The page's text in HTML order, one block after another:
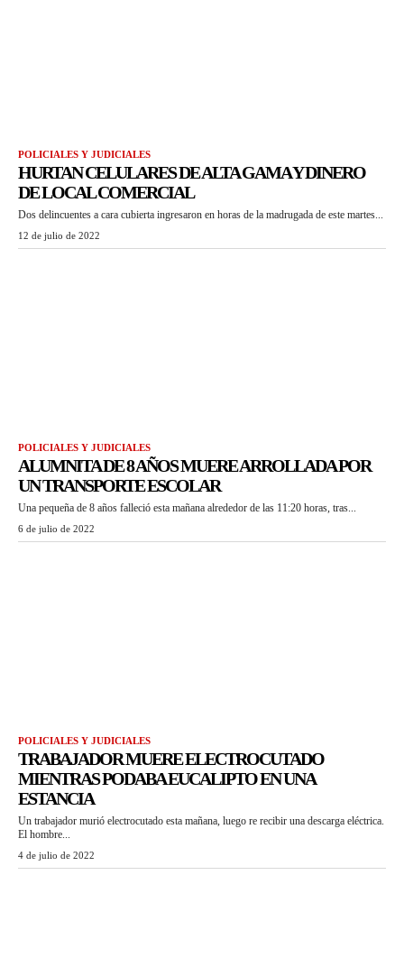
POLICIALES Y JUDICIALES
HURTAN CELULARES DE ALTA GAMA Y DINERO
DE LOCAL COMERCIAL
Dos delincuentes a cara cubierta ingresaron en horas de la madrugada de este martes...
12 de julio de 2022
POLICIALES Y JUDICIALES
ALUMNITA DE 8 AÑOS MUERE ARROLLADA POR
UN TRANSPORTE ESCOLAR
Una pequeña de 8 años falleció esta mañana alrededor de las 11:20 horas, tras...
6 de julio de 2022
POLICIALES Y JUDICIALES
TRABAJADOR MUERE ELECTROCUTADO
MIENTRAS PODABA EUCALIPTO EN UNA
ESTANCIA
Un trabajador murió electrocutado esta mañana, luego re recibir una descarga eléctrica.
El hombre...
4 de julio de 2022